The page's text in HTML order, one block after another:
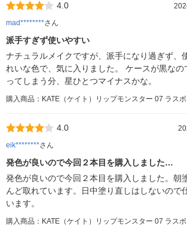
4.0
mad********さん
派手すぎず使いやすい
ナチュラルメイクですが、派手になり過ぎず、
れいな色で、気に入りました。 ケースが黒なの
ってしまう分、星ひとつマイナスかな。
購入商品：KATE（ケイト）リップモンスター 07 ラス
4.0
eik********さん
発色が良いので今回２本目を購入しました…
発色が良いので今回２本目を購入しました。朝
んど取れています。日中塗り直しはしないので
います。
購入商品：KATE（ケイト）リップモンスター 07 ラス